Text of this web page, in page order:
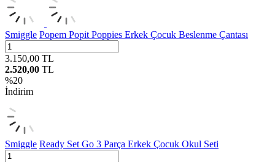
Smiggle Popem Popit Poppies Erkek Çocuk Beslenme Çantası
3.150,00 TL
2.520,00 TL
%20
İndirim
Smiggle Ready Set Go 3 Parça Erkek Çocuk Okul Seti